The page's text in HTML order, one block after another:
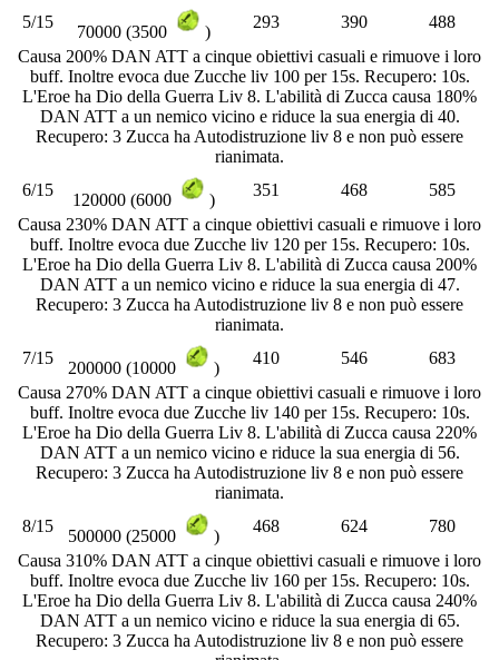
5/15
70000 (3500 )
293 390
488
Causa 200% DAN ATT a cinque obiettivi casuali e rimuove i loro
buff. Inoltre evoca due Zucche liv 100 per 15s. Recupero: 10s.
L'Eroe ha Dio della Guerra Liv 8. L'abilità di Zucca causa 180%
DAN ATT a un nemico vicino e riduce la sua energia di 40.
Recupero: 3 Zucca ha Autodistruzione liv 8 e non può essere
rianimata.
6/15
120000 (6000 )
351 468
585
Causa 230% DAN ATT a cinque obiettivi casuali e rimuove i loro
buff. Inoltre evoca due Zucche liv 120 per 15s. Recupero: 10s.
L'Eroe ha Dio della Guerra Liv 8. L'abilità di Zucca causa 200%
DAN ATT a un nemico vicino e riduce la sua energia di 47.
Recupero: 3 Zucca ha Autodistruzione liv 8 e non può essere
rianimata.
7/15
200000 (10000 )
410 546
683
Causa 270% DAN ATT a cinque obiettivi casuali e rimuove i loro
buff. Inoltre evoca due Zucche liv 140 per 15s. Recupero: 10s.
L'Eroe ha Dio della Guerra Liv 8. L'abilità di Zucca causa 220%
DAN ATT a un nemico vicino e riduce la sua energia di 56.
Recupero: 3 Zucca ha Autodistruzione liv 8 e non può essere
rianimata.
8/15
500000 (25000 )
468 624
780
Causa 310% DAN ATT a cinque obiettivi casuali e rimuove i loro
buff. Inoltre evoca due Zucche liv 160 per 15s. Recupero: 10s.
L'Eroe ha Dio della Guerra Liv 8. L'abilità di Zucca causa 240%
DAN ATT a un nemico vicino e riduce la sua energia di 65.
Recupero: 3 Zucca ha Autodistruzione liv 8 e non può essere